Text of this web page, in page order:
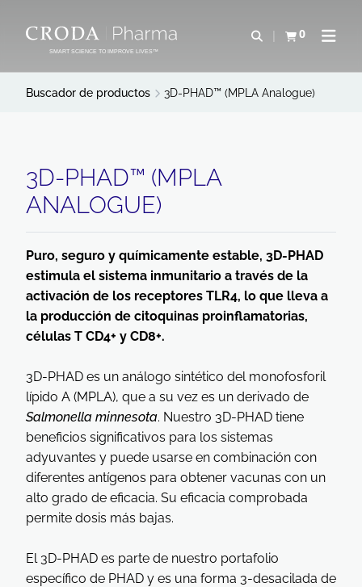
CONTENIDOSMART SCIENCE TO IMPROVE LIVES™
Abrir0
Ver carritoAbrir
Buscador de productos 3D-PHAD™ (MPLA Analogue)
3D-PHAD™ (MPLA
ANALOGUE)
Puro, seguro y químicamente estable, 3D-PHAD
estimula el sistema inmunitario a través de la
activación de los receptores TLR4, lo que lleva a
la producción de citoquinas proinflamatorias,
células T CD4+ y CD8+.
3D-PHAD es un análogo sintético del monofosforil
lípido A (MPLA), que a su vez es un derivado de
Salmonella minnesota. Nuestro 3D-PHAD tiene
beneficios significativos para los sistemas
adyuvantes y puede usarse en combinación con
diferentes antígenos para obtener vacunas con un
alto grado de eficacia. Su eficacia comprobada
permite dosis más bajas.
El 3D-PHAD es parte de nuestro portafolio
específico de PHAD y es una forma 3-desacilada de